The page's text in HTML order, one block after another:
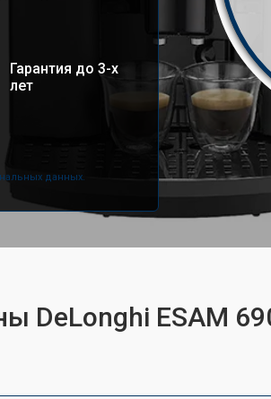
Гарантия до 3-х
лет
данных.
DeLonghi ESAM